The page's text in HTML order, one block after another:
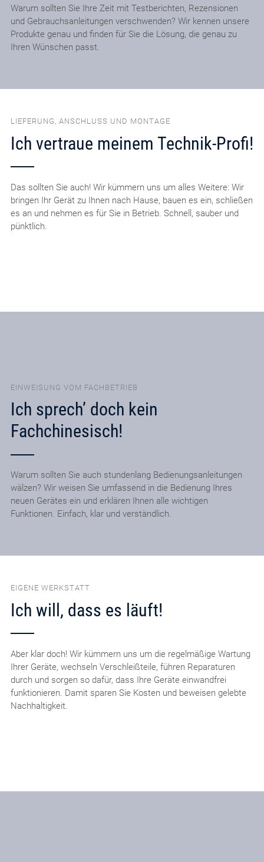
Warum sollten Sie Ihre Zeit mit Testberichten, Rezensionen
und Gebrauchsanleitungen verschwenden? Wir kennen unsere
Produkte genau und finden für Sie die Lösung, die genau zu
Ihren Wünschen passt.
LIEFERUNG, ANSCHLUSS UND MONTAGE
Ich vertraue meinem Technik-Profi!
Das sollten Sie auch! Wir kümmern uns um alles Weitere: Wir
bringen Ihr Gerät zu Ihnen nach Hause, bauen es ein, schließen
es an und nehmen es für Sie in Betrieb. Schnell, sauber und
pünktlich.
EINWEISUNG VOM FACHBETRIEB
Ich sprech’ doch kein
Fachchinesisch!
Warum sollten Sie auch stundenlang Bedienungsanleitungen
wälzen? Wir weisen Sie umfassend in die Bedienung Ihres
neuen Gerätes ein und erklären Ihnen alle wichtigen
Funktionen. Einfach, klar und verständlich.
EIGENE WERKSTATT
Ich will, dass es läuft!
Aber klar doch! Wir kümmern uns um die regelmäßige Wartung
Ihrer Geräte, wechseln Verschleißteile, führen Reparaturen
durch und sorgen so dafür, dass Ihre Geräte einwandfrei
funktionieren. Damit sparen Sie Kosten und beweisen gelebte
Nachhaltigkeit.